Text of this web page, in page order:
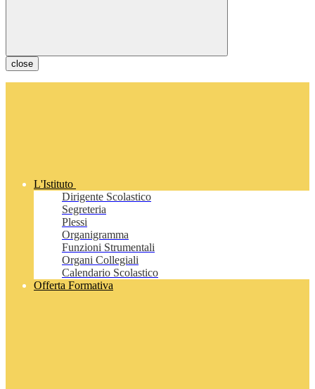
close
L'Istituto
Dirigente Scolastico
Segreteria
Plessi
Organigramma
Funzioni Strumentali
Organi Collegiali
Calendario Scolastico
Offerta Formativa